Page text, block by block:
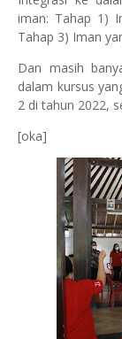
iman: Tahap 1)
Tahap 3) Iman
Dan masih
dalam kursus
2 di tahun 2022,
[oka]